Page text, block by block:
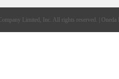
Limited, Inc. All rights reserved. | Oneda